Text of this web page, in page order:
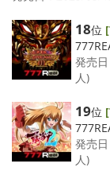
18位
発売
人)
19位
発売
人)